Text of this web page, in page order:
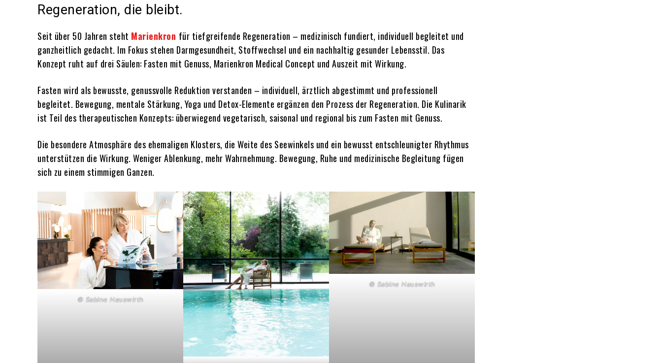
Regeneration, die bleibt.
Seit über 50 Jahren steht Marienkron für tiefgreifende Regeneration – medizinisch fundiert, individuell begleitet und
ganzheitlich gedacht. Im Fokus stehen Darmgesundheit, Stoffwechsel und ein nachhaltig gesunder Lebensstil. Das
Konzept ruht auf drei Säulen: Fasten mit Genuss, Marienkron Medical Concept und Auszeit mit Wirkung.
Fasten wird als bewusste, genussvolle Reduktion verstanden – individuell, ärztlich abgestimmt und professionell
begleitet. Bewegung, mentale Stärkung, Yoga und Detox-Elemente ergänzen den Prozess der Regeneration. Die Kulinarik
ist Teil des therapeutischen Konzepts: überwiegend vegetarisch, saisonal und regional bis zum Fasten mit Genuss.
Die besondere Atmosphäre des ehemaligen Klosters, die Weite des Seewinkels und ein bewusst entschleunigter Rhythmus
unterstützen die Wirkung. Weniger Ablenkung, mehr Wahrnehmung. Bewegung, Ruhe und medizinische Begleitung fügen
sich zu einem stimmigen Ganzen.
© Sabine Hauswirth
© Sabine Hauswirth